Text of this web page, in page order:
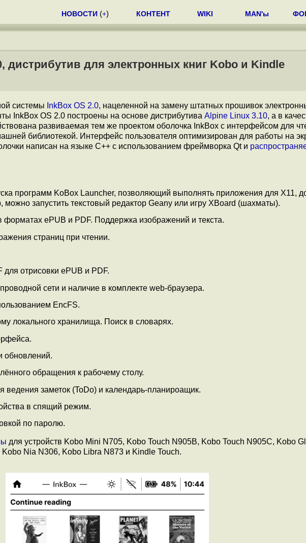
НОВОСТИ (+) КОНТЕНТ WIKI MAN'ы
дистрибутив для электронных книг Kobo и Kindle
системы InkBox OS 2.0, нацеленной на замену штатных прошивок
InkBox OS 2.0 построены на основе дистрибутива Alpine Linux 3.10, а в
развиваемая тем же проектом оболочка InkBox с интерфейсом для
библиотекой. Интерфейс пользователя оптимизирован для работы на
написан на языке С++ с использованием фреймворка Qt и
программ KoBox Launcher, позволяющий выполнять приложения для X11,
запустить текстовый редактор Geany или игру XBoard (шахматы).
форматах ePUB и PDF. Поддержка изображений и текста.
страниц при чтении.
отрисовки ePUB и PDF.
сети и наличие в комплекте web-браузера.
EncFS.
локального хранилища. Поиск в словарях.
обновлений.
обращения к рабочему столу.
ведения заметок (ToDo) и календарь-планироащик.
в спящий режим.
по паролю.
для устройств Kobo Mini N705, Kobo Touch N905B, Kobo Touch N905C, Kobo
Nia N306, Kobo Libra N873 и Kindle Touch.